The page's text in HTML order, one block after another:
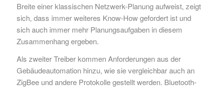
Breite einer klassischen Netzwerk-Planung aufweist, zeigt
sich, dass immer weiteres Know-How gefordert ist und
sich auch immer mehr Planungsaufgaben in diesem
Zusammenhang ergeben.
Als zweiter Treiber kommen Anforderungen aus der
Gebäudeautomation hinzu, wie sie vergleichbar auch an
ZigBee und andere Protokolle gestellt werden. Bluetooth-